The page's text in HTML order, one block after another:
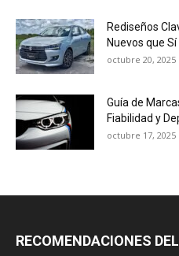
Rediseños
Nuevos que Sí
octubre 20, 2025
Guía de
Fiabilidad y
octubre 17, 2025
RECOMENDACIONES